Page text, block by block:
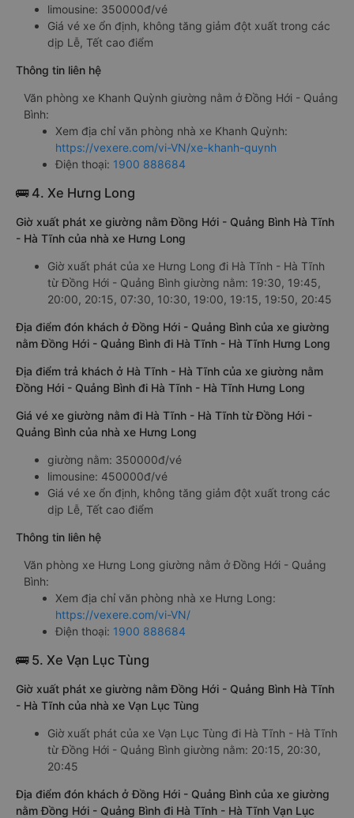
limousine: 350000đ/vé
Giá vé xe ổn định, không tăng giảm đột xuất trong các
dịp Lễ, Tết cao điểm
Thông tin liên hệ
Văn phòng xe Khanh Quỳnh giường nằm ở Đồng Hới - Quảng
Bình:
Xem địa chỉ văn phòng nhà xe Khanh Quỳnh:
https://vexere.com/vi-VN/xe-khanh-quynh
Điện thoại: 1900 888684
🚌 4. Xe Hưng Long
Giờ xuất phát xe giường nằm Đồng Hới - Quảng Bình Hà Tĩnh
- Hà Tĩnh của nhà xe Hưng Long
Giờ xuất phát của xe Hưng Long đi Hà Tĩnh - Hà Tĩnh
từ Đồng Hới - Quảng Bình giường nằm: 19:30, 19:45,
20:00, 20:15, 07:30, 10:30, 19:00, 19:15, 19:50, 20:45
Địa điểm đón khách ở Đồng Hới - Quảng Bình của xe giường
nằm Đồng Hới - Quảng Bình đi Hà Tĩnh - Hà Tĩnh Hưng Long
Địa điểm trả khách ở Hà Tĩnh - Hà Tĩnh của xe giường nằm
Đồng Hới - Quảng Bình đi Hà Tĩnh - Hà Tĩnh Hưng Long
Giá vé xe giường nằm đi Hà Tĩnh - Hà Tĩnh từ Đồng Hới -
Quảng Bình của nhà xe Hưng Long
giường nằm: 350000đ/vé
limousine: 450000đ/vé
Giá vé xe ổn định, không tăng giảm đột xuất trong các
dịp Lễ, Tết cao điểm
Thông tin liên hệ
Văn phòng xe Hưng Long giường nằm ở Đồng Hới - Quảng
Bình:
Xem địa chỉ văn phòng nhà xe Hưng Long:
https://vexere.com/vi-VN/
Điện thoại: 1900 888684
🚌 5. Xe Vạn Lục Tùng
Giờ xuất phát xe giường nằm Đồng Hới - Quảng Bình Hà Tĩnh
- Hà Tĩnh của nhà xe Vạn Lục Tùng
Giờ xuất phát của xe Vạn Lục Tùng đi Hà Tĩnh - Hà Tĩnh
từ Đồng Hới - Quảng Bình giường nằm: 20:15, 20:30,
20:45
Địa điểm đón khách ở Đồng Hới - Quảng Bình của xe giường
nằm Đồng Hới - Quảng Bình đi Hà Tĩnh - Hà Tĩnh Vạn Lục